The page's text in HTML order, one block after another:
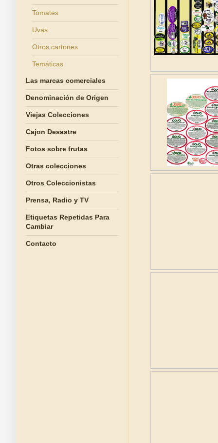
Tomates
Uvas
Otros cartones
Temáticas
Las marcas comerciales
Denominación de Origen
Viejas Colecciones
Cajon Desastre
Fotos sobre frutas
Otras colecciones
Otros Coleccionistas
Prensa, Radio y TV
Etiquetas Repetidas Para
Cambiar
Contacto